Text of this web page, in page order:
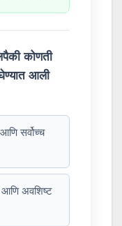
कोणती
आली
आणि सर्वोच्च
अवशिष्ट